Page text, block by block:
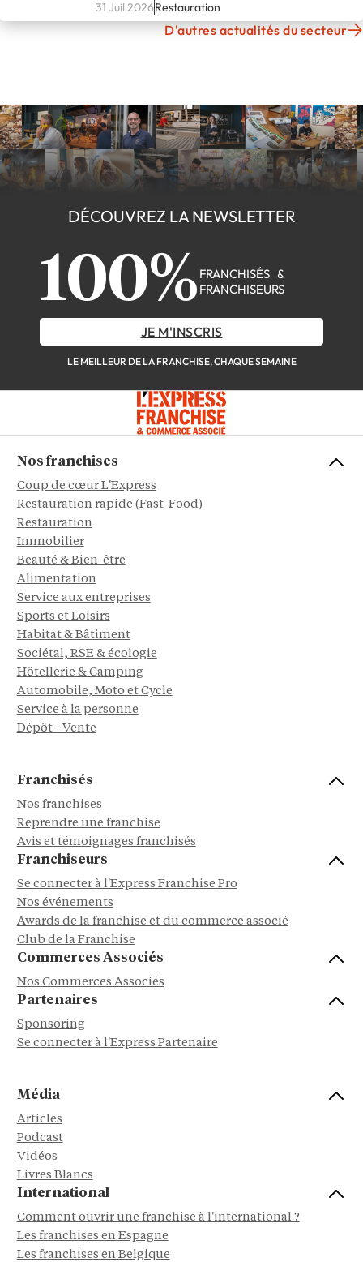
L'ATELIER PAPILLES !
31 Juil 2026Restauration
D'autres actualités du secteur
DÉCOUVREZ LA NEWSLETTER
100% FRANCHISÉS &
FRANCHISEURS
JE M'INSCRIS
LE MEILLEUR DE LA FRANCHISE, CHAQUE SEMAINE
Nos franchises
Coup de cœur L'Express
Restauration rapide (Fast-Food)
Restauration
Immobilier
Beauté & Bien-être
Alimentation
Service aux entreprises
Sports et Loisirs
Habitat & Bâtiment
Sociétal, RSE & écologie
Hôtellerie & Camping
Automobile, Moto et Cycle
Service à la personne
Dépôt - Vente
Franchisés
Nos franchises
Reprendre une franchise
Avis et témoignages franchisés
Franchiseurs
Se connecter à l'Express Franchise Pro
Nos événements
Awards de la franchise et du commerce associé
Club de la Franchise
Commerces Associés
Nos Commerces Associés
Partenaires
Sponsoring
Se connecter à l'Express Partenaire
Média
Articles
Podcast
Vidéos
Livres Blancs
International
Comment ouvrir une franchise à l'international ?
Les franchises en Espagne
Les franchises en Belgique